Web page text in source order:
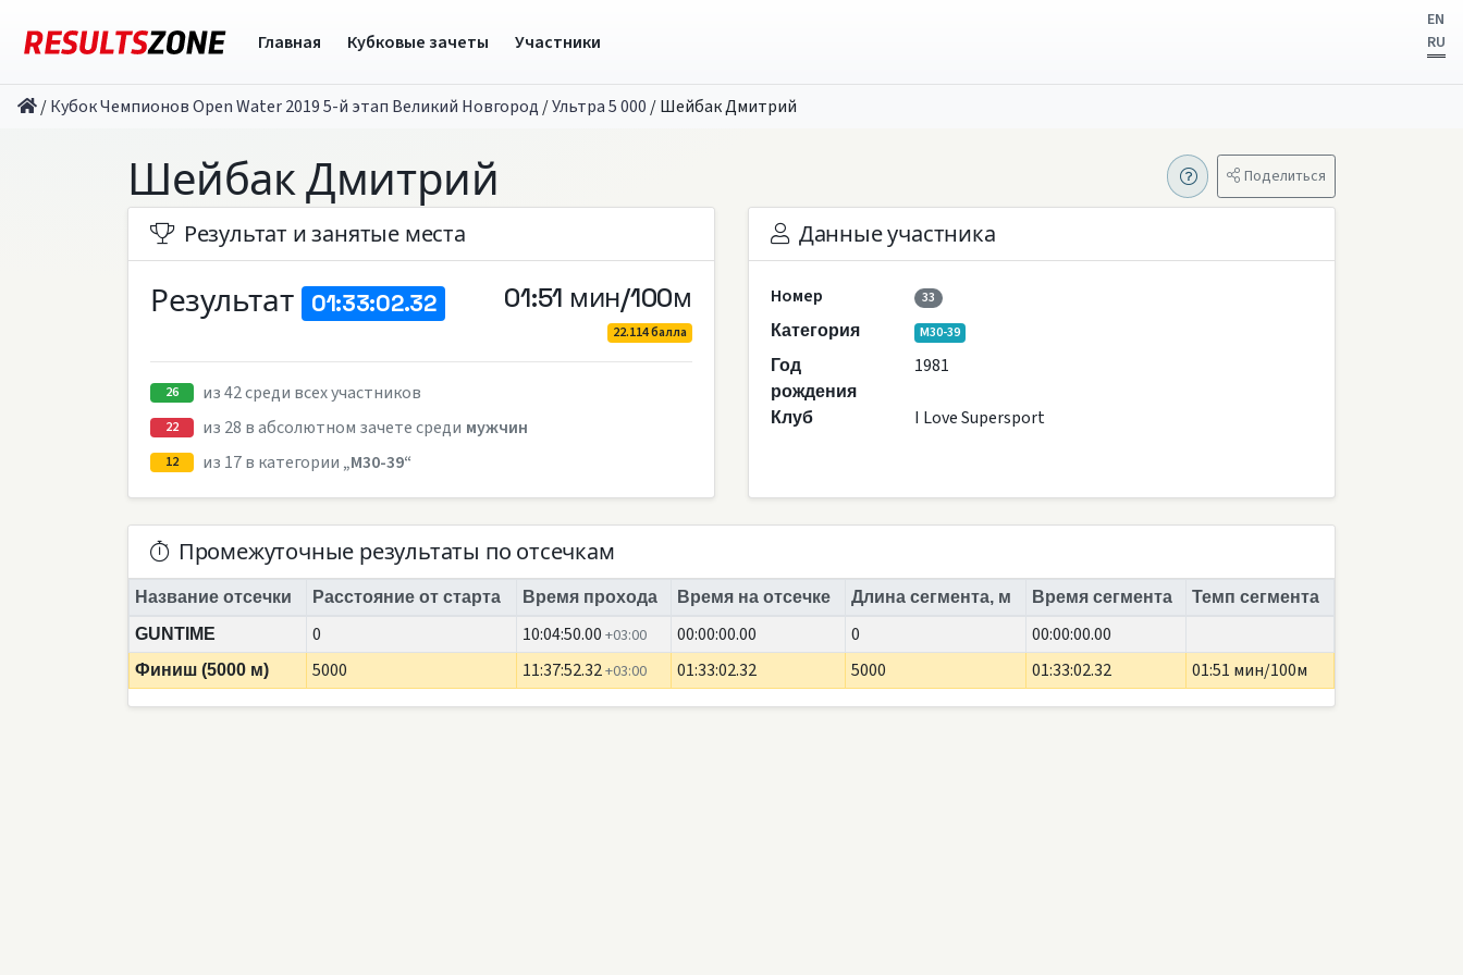
Главная Кубковые зачеты Участники
EN
RU
/Кубок Чемпионов Open Water 2019 5-й этап Великий Новгород /Ультра 5 000 /Шейбак Дмитрий
Шейбак Дмитрий Поделиться
Результат и занятые места
Результат 01:33:02.32 01:51 мин/100м
22.114 балла
26 из 42 среди всех участников
22 из 28 в абсолютном зачете среди мужчин
12 из 17 в категории „M30-39“
Данные участника
Номер
33
Категория
M30-39
Год
рождения
1981
Клуб I Love Supersport
Промежуточные результаты по отсечкам
Название отсечки Расстояние от старта Время прохода Время на отсечке Длина сегмента, м Время сегмента
Темп сегмента
GUNTIME
0 10:04:50.00 +03:00 00:00:00.00 0 00:00:00.00
Финиш (5000 м) 5000 11:37:52.32+03:00 01:33:02.32 5000 01:33:02.32 01:51 мин/100м